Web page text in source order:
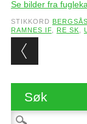
Se bilder fra
STIKKORD
RAMNES IF, RE SK
Post
Søk
Søk etter: